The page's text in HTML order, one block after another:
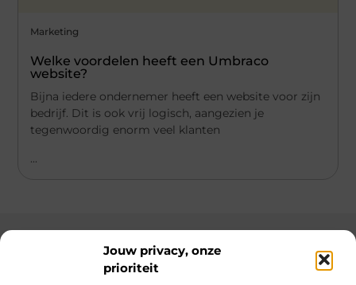
Jouw privacy, onze
prioriteit
Marketing
Welke voordelen heeft een Umbraco
website?
Bijna iedere ondernemer heeft een website voor zijn
bedrijf. Dit is ook vrij logisch, aangezien je
tegenwoordig enorm veel klanten
...